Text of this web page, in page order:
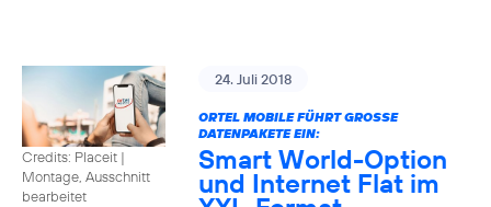
Credits: Placeit |
Montage, Ausschnitt
bearbeitet
24. Juli 2018
ORTEL MOBILE FÜHRT GROSSE D
ATENPAKETE EIN:
Smart World-Option
und Internet Flat im